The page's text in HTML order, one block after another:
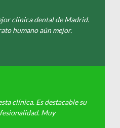
clínica dental de Madrid.
humano aún mejor.
clínica. Es destacable su
Muy